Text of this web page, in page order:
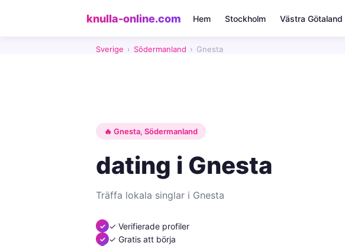
knulla-online.com Hem Stockholm Västra Götaland
Sverige › Södermanland › Gnesta
🔥 Gnesta, Södermanland
dating i Gnesta
Träffa lokala singlar i Gnesta
✓ Verifierade profiler
✓ Gratis att börja